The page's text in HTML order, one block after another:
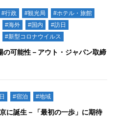
#行政 #観光局
#ホテル・旅館
#海外 #国内
#訪日
#新型コロナウイルス
の可能性－アウト・ジャパン取締
#宿泊 #地域
に誕生－「最初の一歩」に期待